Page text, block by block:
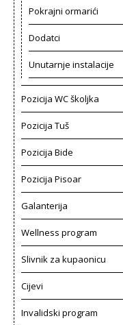
Pokrajni ormarići
Dodatci
Unutarnje instalacije
Pozicija WC školjka
Pozicija Tuš
Pozicija Bide
Pozicija Pisoar
Galanterija
Wellness program
Slivnik za kupaonicu
Cijevi
Invalidski program